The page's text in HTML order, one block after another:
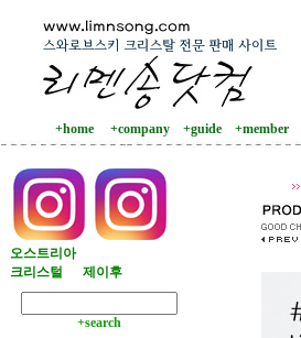
+home +company +guide +member
오스트리아
크리스털
제이후
+search